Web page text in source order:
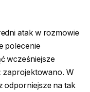
atak w rozmowie
polecenie
wcześniejsze
zaprojektowano. W
odporniejsze na tak